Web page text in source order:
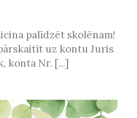
palīdzēt skolēnam!
uz kontu Juris
konta Nr. [...]